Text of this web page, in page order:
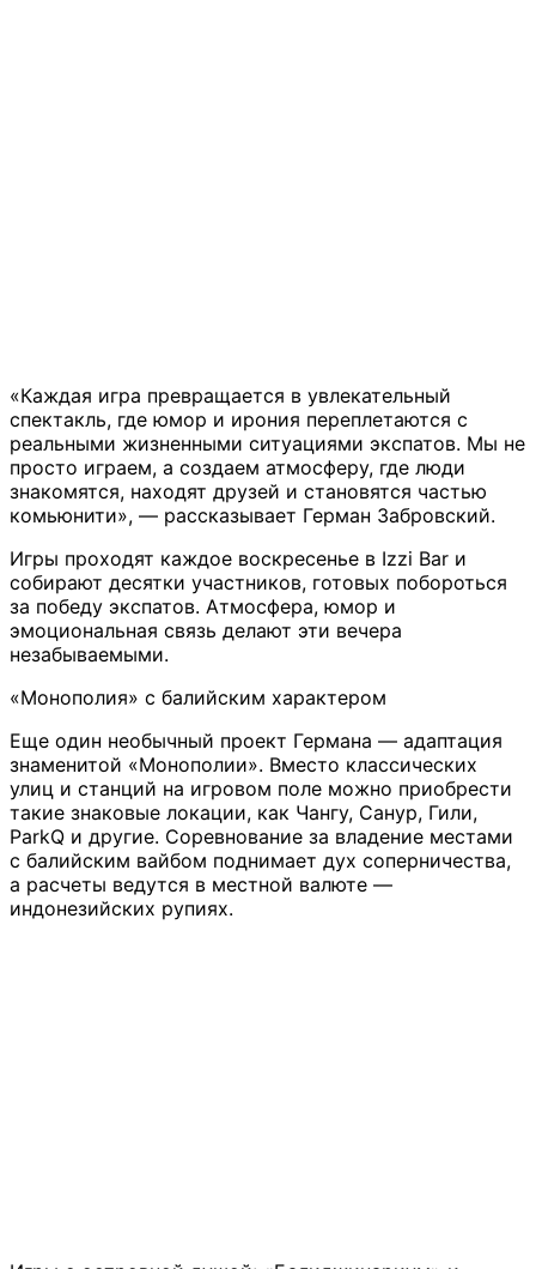
«Каждая игра превращается в увлекательный
спектакль, где юмор и ирония переплетаются с
реальными жизненными ситуациями экспатов. Мы не
просто играем, а создаем атмосферу, где люди
знакомятся, находят друзей и становятся частью
комьюнити», — рассказывает Герман Забровский.
Игры проходят каждое воскресенье в Izzi Bar и
собирают десятки участников, готовых побороться
за победу экспатов. Атмосфера, юмор и
эмоциональная связь делают эти вечера
незабываемыми.
«Монополия» с балийским характером
Еще один необычный проект Германа — адаптация
знаменитой «Монополии». Вместо классических
улиц и станций на игровом поле можно приобрести
такие знаковые локации, как Чангу, Санур, Гили,
ParkQ и другие. Соревнование за владение местами
с балийским вайбом поднимает дух соперничества,
а расчеты ведутся в местной валюте —
индонезийских рупиях.